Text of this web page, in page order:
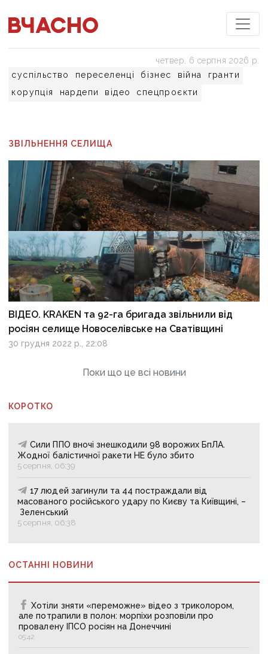
суспільство переселенці бізнес війна
гранти
корупція
нардепи відео спецпроєкти
четвер, 6 серпня 2026 р.
ЗВІЛЬНЕННЯ СЕЛИЩА
ВІДЕО. KRAKEN та 92-га бригада звільнили від
росіян селище Новоселівське на Сватівщині
30 грудня 2022 р., 22:08
Поки що це всі новини
КОРОТКО
Сили ППО вночі знешкодили 98 ворожих БпЛА.
Жодної балістичної ракети НЕ було збито
5 серпня, 06:39
17 людей загинули та 44 постраждали від
масованого російського удару по Києву та Київщині, –
Зеленський
5 серпня, 06:38
ОСТАННІ НОВИНИ
Хотіли зняти «переможне» відео з триколором,
але потрапили в полон: морпіхи розповіли про
провалену ІПСО росіян на Донеччині
05:42